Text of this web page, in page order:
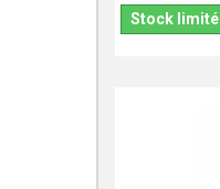
Stock limité